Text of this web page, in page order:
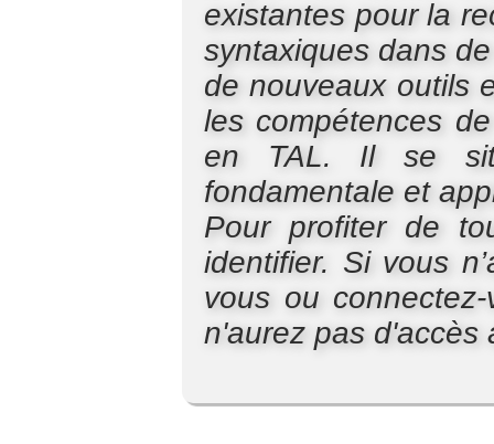
existantes pour la
syntaxiques dans
de nouveaux outils
les compétences
en TAL. Il se
fondamentale et
Pour profiter de
identifier. Si vous
vous ou
n'aurez pas d'accès